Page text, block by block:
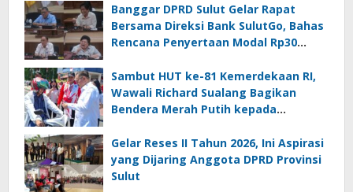
Banggar DPRD Sulut Gelar Rapat
Bersama Direksi Bank SulutGo, Bahas
Rencana Penyertaan Modal Rp30
Sambut HUT ke-81 Kemerdekaan RI,
Wawali Richard Sualang Bagikan
Bendera Merah Putih kepada
Gelar Reses II Tahun 2026, Ini Aspirasi
yang Dijaring Anggota DPRD Provinsi
Sulut